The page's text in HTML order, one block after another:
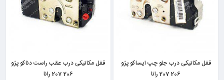
قفل مکانیکی درب جلو چپ ایساکو پژو
206 207 رانا
قفل مکانیکی درب عقب راست دناکو پژو
206 207 رانا